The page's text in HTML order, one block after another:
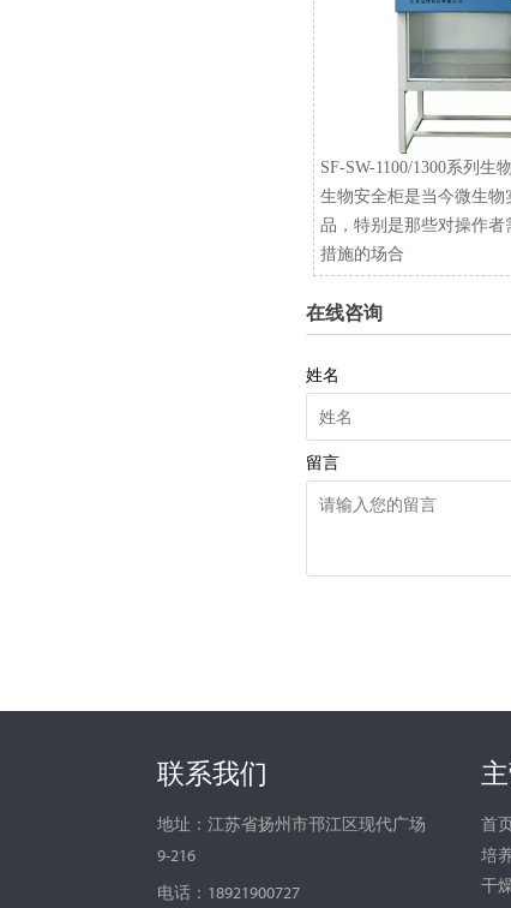
SF-SW-1100/1300系列生
生物安全柜是当今微生物
品，特别是那些对操作者
措施的场合
在线咨询
姓名
留言
联系我们
地址：江苏省扬州市邗江区现代广场
9-216
电话：18921900727
首页
培
干